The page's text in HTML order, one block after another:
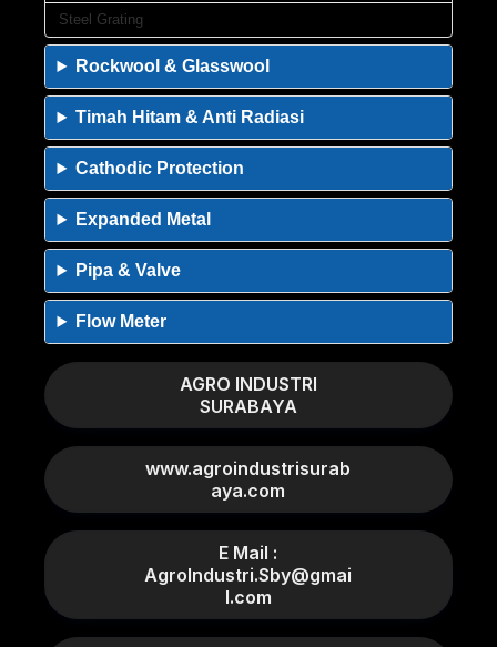
Steel Grating
Rockwool & Glasswool
Timah Hitam & Anti Radiasi
Cathodic Protection
Expanded Metal
Pipa & Valve
Flow Meter
AGRO INDUSTRI
SURABAYA
www.agroindustrisurab
aya.com
E Mail :
AgroIndustri.Sby@gmai
l.com